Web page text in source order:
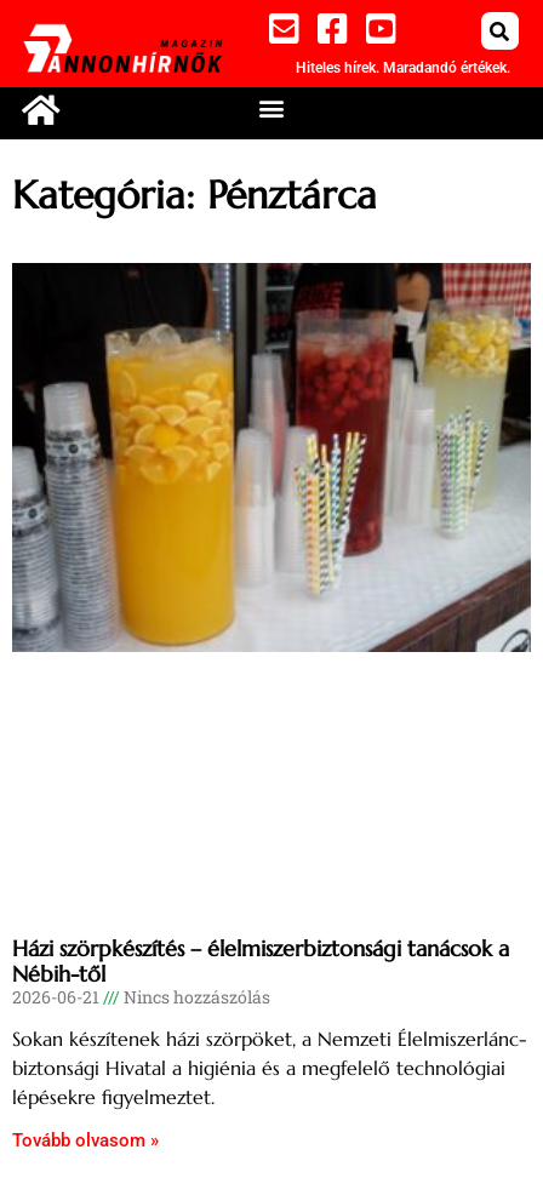
Hiteles hírek. Maradandó értékek.
Kategória: Pénztárca
Házi szörpkészítés – élelmiszerbiztonsági tanácsok a
Nébih-től
2026-06-21 Nincs hozzászólás
Sokan készítenek házi szörpöket, a Nemzeti Élelmiszerlánc-
biztonsági Hivatal a higiénia és a megfelelő technológiai
lépésekre figyelmeztet.
Tovább olvasom »